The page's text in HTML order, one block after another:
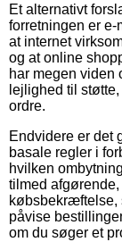
Et alternativt
forretningen er
at internet
og at online
har megen viden
lejlighed til
ordre.
Endvidere er det
basale regler i
hvilken
tilmed
købsbekræftelse,
påvise
om du søger et